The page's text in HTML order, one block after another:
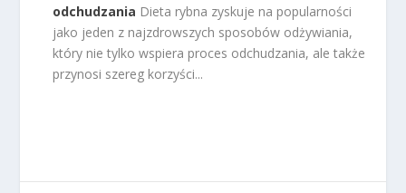
odchudzania Dieta rybna zyskuje na popularności
jako jeden z najzdrowszych sposobów odżywiania,
który nie tylko wspiera proces odchudzania, ale także
przynosi szereg korzyści...